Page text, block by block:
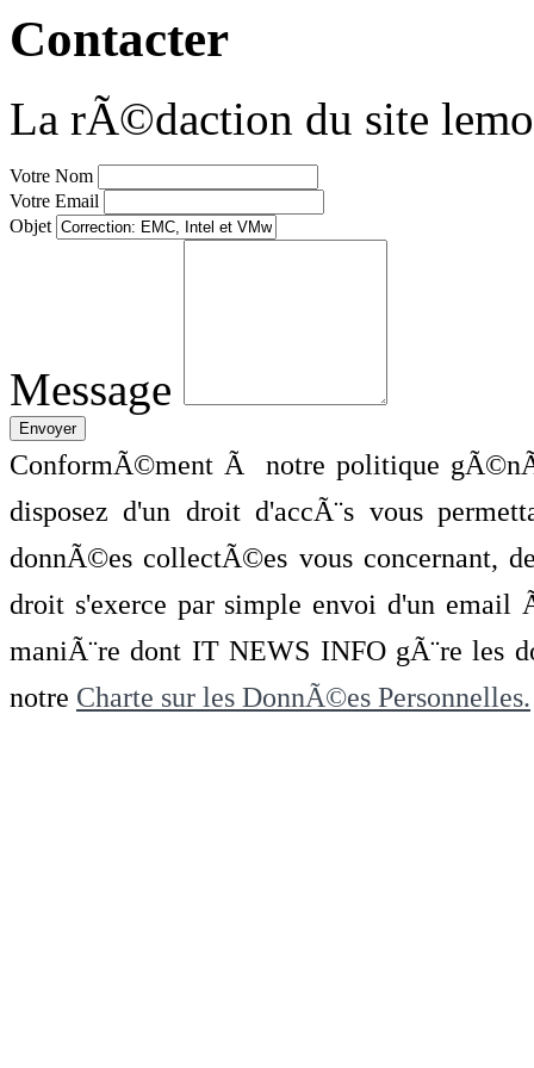
Contacter
La rÃ©daction du site
Votre Nom
Votre Email
Objet
Message
ConformÃ©ment Ã notre politique
disposez d'un droit d'accÃ¨s vous
donnÃ©es collectÃ©es vous concernant,
droit s'exerce par simple envoi d'un
maniÃ¨re dont IT NEWS INFO gÃ¨re les
notre Charte sur les DonnÃ©es Personnelles.